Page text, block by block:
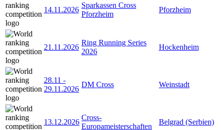
14.11.2026
Sparkassen Cross
Pforzheim
Pforzheim
21.11.2026
Ring Running Series
2026
Hockenheim
28.11 -
29.11.2026
DM Cross Weinstadt
13.12.2026
Cross-
Europameisterschaften
Belgrad (Serbien)